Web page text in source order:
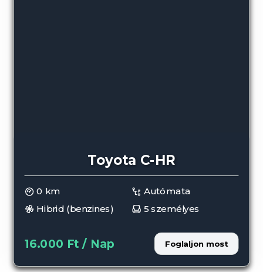
Toyota C-HR
0 km Autómata
Hibrid (benzines) 5 személyes
16.000 Ft / Nap Foglaljon most